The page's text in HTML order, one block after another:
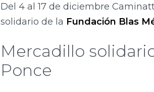
Del 4 al 17 de diciembre
solidario de la Fundación Blas
Mercadillo
Ponce